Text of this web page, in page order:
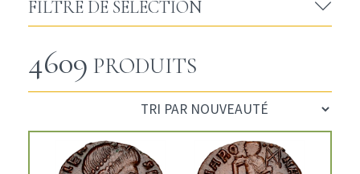
FILTRE DE SÉLECTION
4609 PRODUITS